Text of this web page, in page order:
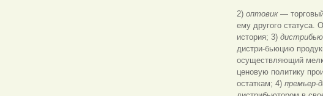
2) оптовик —
ему другого статуса.
история; 3)
дистри-бьюцию
осуществляющий
ценовую политику
остаткам; 4) премьер-